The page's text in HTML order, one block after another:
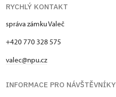
RYCHLÝ KONTAKT
správa zámku Valeč
+420 770 328 575
valec@npu.cz
INFORMACE PRO NÁVŠTĚVNÍKY